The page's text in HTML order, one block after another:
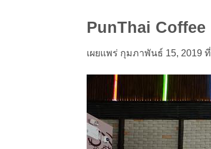
PunThai Coffee
เผยแพร่ กุมภาพันธ์ 15, 2019 ที่